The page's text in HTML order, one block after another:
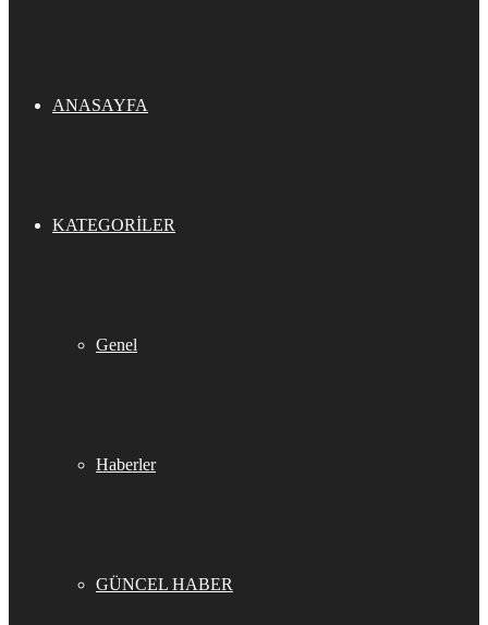
ANASAYFA
KATEGORILER
Genel
Haberler
GÜNCEL HABER